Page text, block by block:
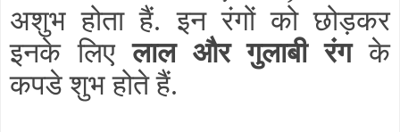
अशुभ होता हैं. इन रंगों को छोड़कर
इनके लिएलाल और गुलाबी रंगके
कपडे शुभ होते हैं.